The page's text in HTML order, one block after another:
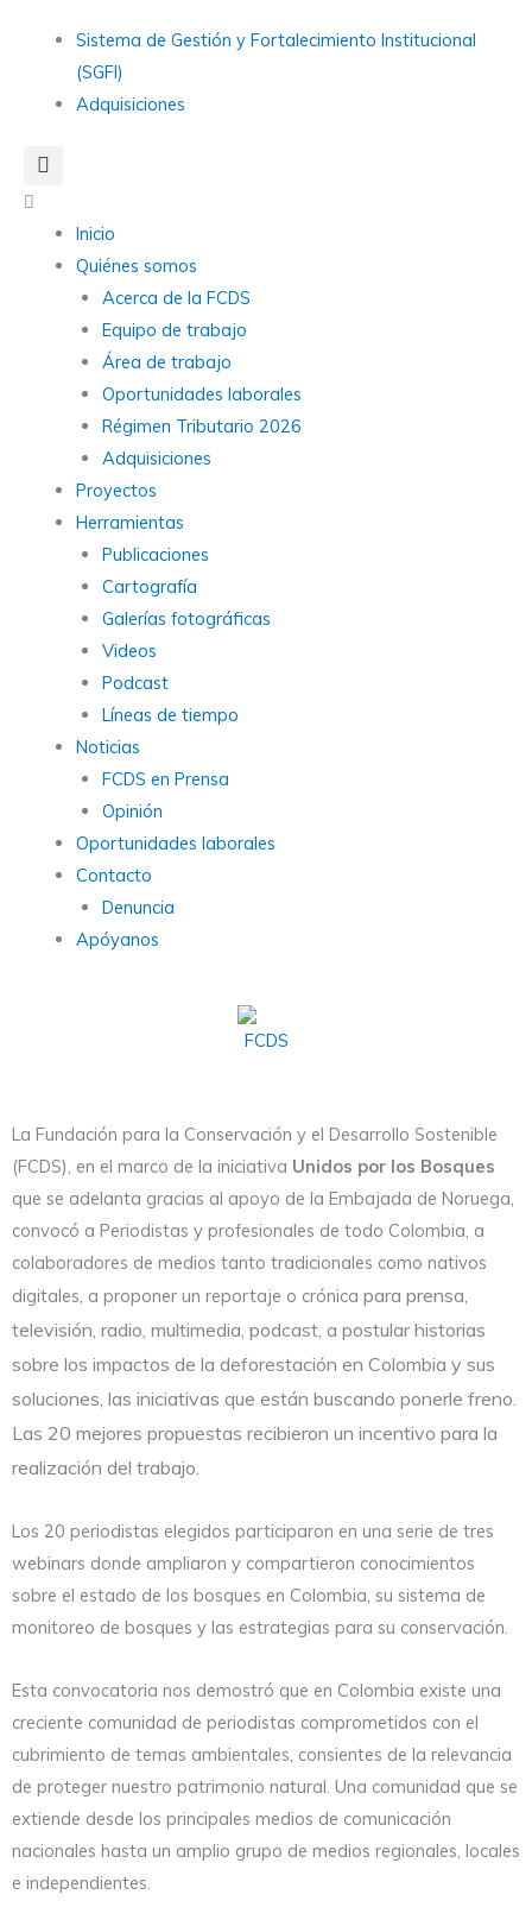
contenido
Main
Sistema de Gestión y Fortalecimiento Institucional
(SGFI)
Adquisiciones
Main
Menu
Inicio
Quiénes somos
Acerca de la FCDS
Equipo de trabajo
Área de trabajo
Oportunidades laborales
Régimen Tributario 2026
Adquisiciones
Proyectos
Herramientas
Publicaciones
Cartografía
Galerías fotográficas
Videos
Podcast
Líneas de tiempo
Noticias
FCDS en Prensa
Opinión
Oportunidades laborales
Contacto
Denuncia
Apóyanos
La Fundación para la Conservación y el Desarrollo Sostenible
(FCDS), en el marco de la iniciativa Unidos por los Bosques
que se adelanta gracias al apoyo de la Embajada de Noruega,
convocó a Periodistas y profesionales de todo Colombia, a
colaboradores de medios tanto tradicionales como nativos
digitales, a proponer un reportaje o crónica para prensa,
televisión, radio, multimedia, podcast, a postular historias
sobre los impactos de la deforestación en Colombia y sus
soluciones, las iniciativas que están buscando ponerle freno.
Las 20 mejores propuestas recibieron un incentivo para la
realización del trabajo.
Los 20 periodistas elegidos participaron en una serie de tres
webinars donde ampliaron y compartieron conocimientos
sobre el estado de los bosques en Colombia, su sistema de
monitoreo de bosques y las estrategias para su conservación.
Esta convocatoria nos demostró que en Colombia existe una
creciente comunidad de periodistas comprometidos con el
cubrimiento de temas ambientales, consientes de la relevancia
de proteger nuestro patrimonio natural. Una comunidad que se
extiende desde los principales medios de comunicación
nacionales hasta un amplio grupo de medios regionales, locales
e independientes.